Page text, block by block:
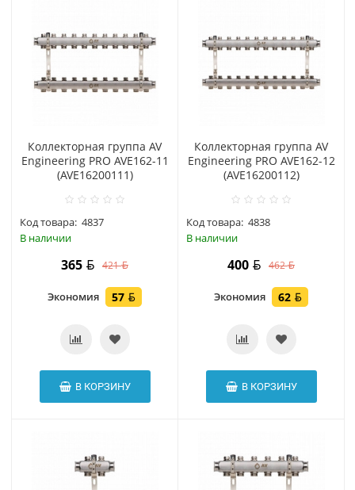
Коллекторная группа AV
Engineering PRO AVE162-11
(AVE16200111)
Код товара: 4837
В наличии
365 421
Экономия 57
В КОРЗИНУ
Коллекторная группа AV
Engineering PRO AVE162-12
(AVE16200112)
Код товара: 4838
В наличии
400 462
Экономия 62
В КОРЗИНУ